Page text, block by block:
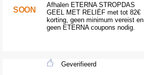
SOON
Afhalen ETERNA STROPDAS
GEEL MET RELIËF met tot 82€
korting, geen minimum vereist en
geen ETERNA coupons nodig.
Geverifieerd